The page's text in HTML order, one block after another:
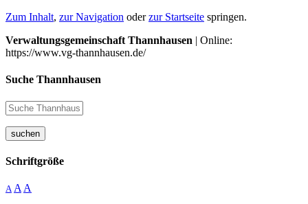
Zum Inhalt, zur Navigation oderzur Startseite springen.
Verwaltungsgemeinschaft Thannhausen | Online:
https://www.vg-thannhausen.de/
Suche Thannhausen
suchen
Schriftgröße
A A A